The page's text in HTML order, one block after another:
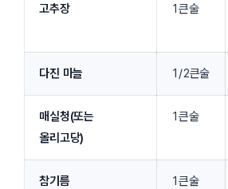
고추장 1큰술
다진 마늘 1/2큰술
매실청(또는
올리고당)
1큰술
참기름 1큰술